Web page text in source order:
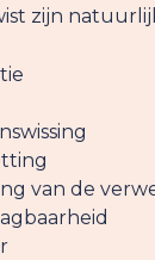
zijn
van de